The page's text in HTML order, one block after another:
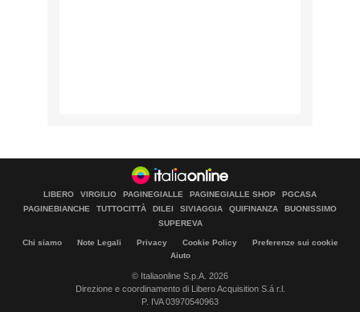
LIBERO VIRGILIO PAGINEGIALLE PAGINEGIALLE SHOP
PGCASA
PAGINEBIANCHE
TUTTOCITTÀ DILEI SIVIAGGIA QUIFINANZA
BUONISSIMO
SUPEREVA
Chi siamo Note Legali Privacy Cookie Policy
Preferenze sui cookie
Aiuto
© Italiaonline S.p.A. 2026
Direzione e coordinamento di Libero Acquisition S.á r.l.
P. IVA 03970540963